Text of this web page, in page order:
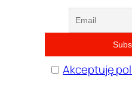
Akceptuję